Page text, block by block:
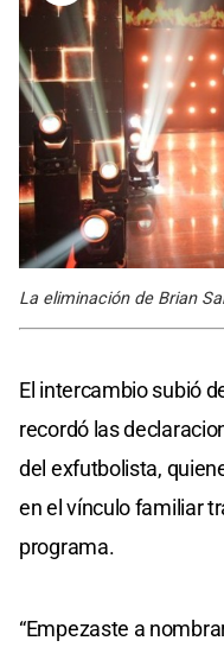
La eliminación de Brian
El intercambio subió
recordó las
del exfutbolista,
en el vínculo familiar
programa.
“Empezaste a